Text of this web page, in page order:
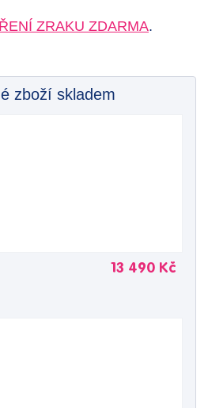
ZRAKU ZDARMA.
zboží skladem
13 490 Kč